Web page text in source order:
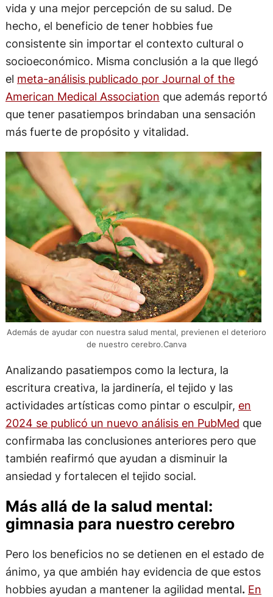
vida y una mejor percepción de su salud. De
hecho, el beneficio de tener hobbies fue
consistente sin importar el contexto cultural o
socioeconómico. Misma conclusión a la que llegó
el meta-análisis publicado por Journal of the
American Medical Association que además reportó
que tener pasatiempos brindaban una sensación
más fuerte de propósito y vitalidad.
Además de ayudar con nuestra salud mental, previenen el deterioro
de nuestro cerebro.Canva
Analizando pasatiempos como la lectura, la
escritura creativa, la jardinería, el tejido y las
actividades artísticas como pintar o esculpir, en
2024 se publicó un nuevo análisis en PubMed que
confirmaba las conclusiones anteriores pero que
también reafirmó que ayudan a disminuir la
ansiedad y fortalecen el tejido social.
Más allá de la salud mental:
gimnasia para nuestro cerebro
Pero los beneficios no se detienen en el estado de
ánimo, ya que ambién hay evidencia de que estos
hobbies ayudan a mantener la agilidad mental. En